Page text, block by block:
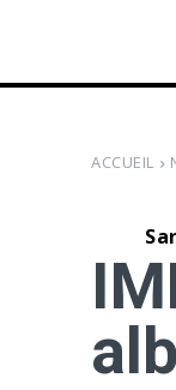
ACCUEIL